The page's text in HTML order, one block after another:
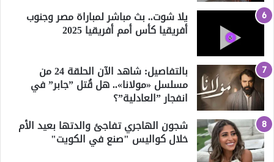
يلا شوت.. بث مباشر لمباراة مصر وجنوب
أفريقيا كأس أمم أفريقيا 2025
بالتفاصيل: شاهد الآن الحلقة 24 من
مسلسل «مولانا».. هل قُتل ”جابر” في
انفجار ”العادلية”؟
شجون الهاجري تفاجئ والدتها بعيد الأم
خلال كواليس "صنع في الكويت"